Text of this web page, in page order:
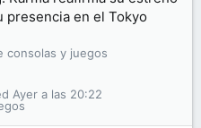
presencia en el Tokyo
consolas y juegos
Ayer a las 20:22